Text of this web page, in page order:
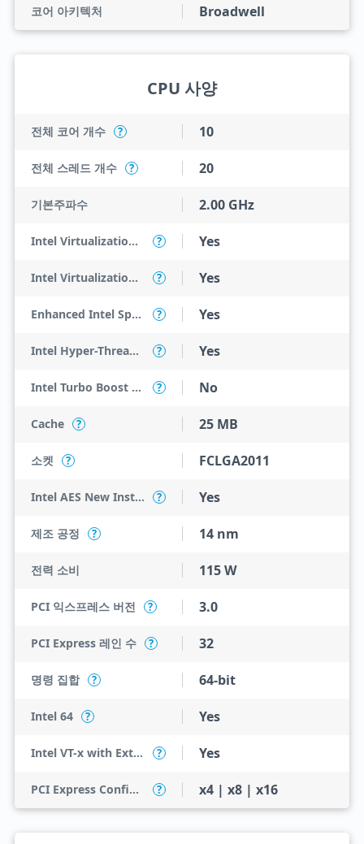
코어 아키텍처 Broadwell
CPU 사양
전체 코어 개수 ? 10
전체 스레드 개수 ? 20
기본주파수 2.00 GHz
Intel Virtualization Technology (VT-x) ? Yes
Intel Virtualization Technology for Directed I/O (VT-d) ? Yes
Enhanced Intel SpeedStep Technology ? Yes
Intel Hyper-Threading Technology ? Yes
Intel Turbo Boost Technology ? No
Cache ? 25 MB
소켓 ? FCLGA2011
Intel AES New Instructions ? Yes
제조 공정 ? 14 nm
전력 소비 115 W
PCI 익스프레스 버전 ? 3.0
PCI Express 레인 수 ? 32
명령 집합 ? 64-bit
Intel 64 ? Yes
Intel VT-x with Extended Page Tables (EPT) ? Yes
PCI Express Configurations ? x4 | x8 | x16